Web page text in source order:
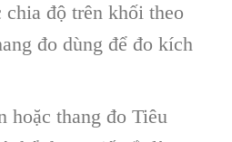
độ trên khối theo
đo dùng để đo kích
hoặc thang đo Tiêu